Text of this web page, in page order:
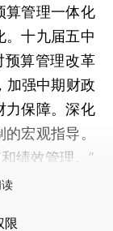
算管理一体化
。十九届五中
预算管理改革
加强中期财政
力保障。深化
宏观指导。
绩效管理。”
限